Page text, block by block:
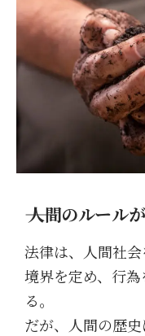
―― 人間のルー
法律は、人間社会
境界を定め、行
る。
だが、人間の歴史